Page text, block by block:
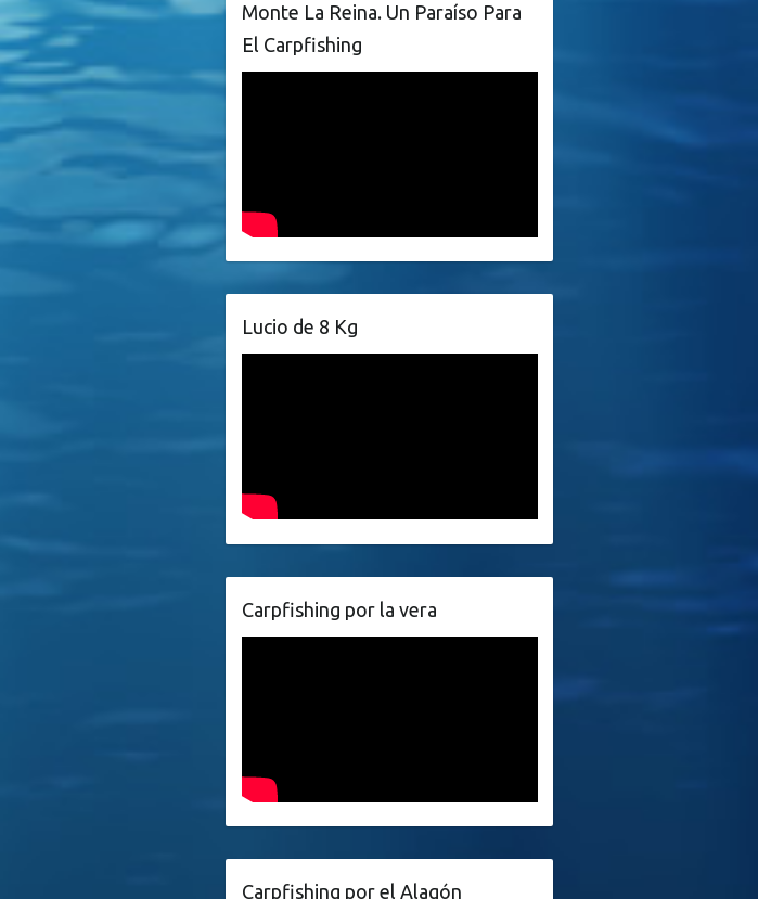
Monte La Reina. Un Paraíso Para
El Carpfishing
Lucio de 8 Kg
Carpfishing por la vera
Carpfishing por el Alagón